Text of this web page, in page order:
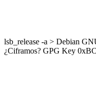
lsb_release -a > Debian
¿Ciframos? GPG Key